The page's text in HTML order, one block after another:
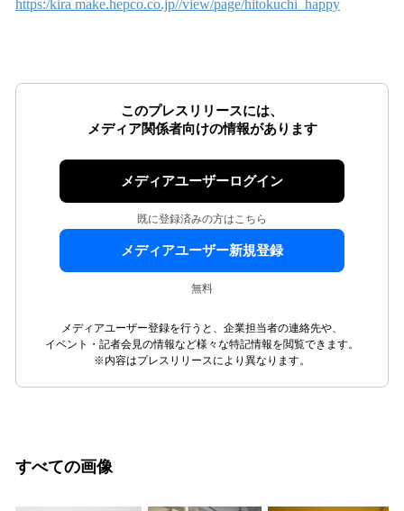
https:/kira make.hepco.co.jp//view/page/hitokuchi_happy
このプレスリリースには、
メディア関係者向けの情報があります
メディアユーザーログイン
既に登録済みの方はこちら
メディアユーザー新規登録
無料
メディアユーザー登録を行うと、企業担当者の連絡先や、
イベント・記者会見の情報など様々な特記情報を閲覧できます。
※内容はプレスリリースにより異なります。
すべての画像